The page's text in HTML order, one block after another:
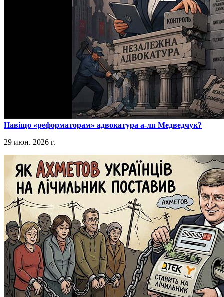
​Навіщо «реформаторам» адвокатура а-ля Медведчук?
29 июн. 2026 г.